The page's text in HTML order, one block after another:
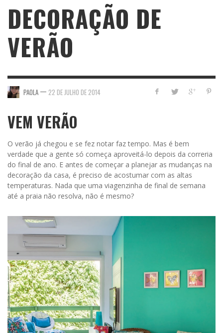
DECORAÇÃO DE
VERÃO
PAOLA — 22 DE JULHO DE 2014
VEM VERÃO
O verão já chegou e se fez notar faz tempo. Mas é bem
verdade que a gente só começa aproveitá-lo depois da correria
do final de ano. E antes de começar a planejar as mudanças na
decoração da casa, é preciso de acostumar com as altas
temperaturas. Nada que uma viagenzinha de final de semana
até a praia não resolva, não é mesmo?